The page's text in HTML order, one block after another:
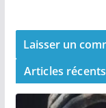
Articles récents